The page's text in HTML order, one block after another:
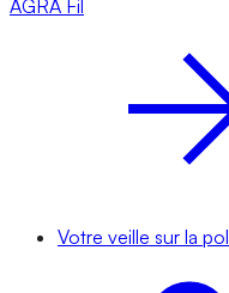
AGRA Fil
Votre veille sur la